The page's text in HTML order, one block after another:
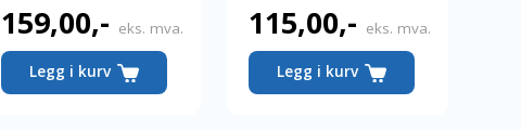
159,00,- eks. mva.
Legg i kurv
115,00,- eks. mva.
Legg i kurv